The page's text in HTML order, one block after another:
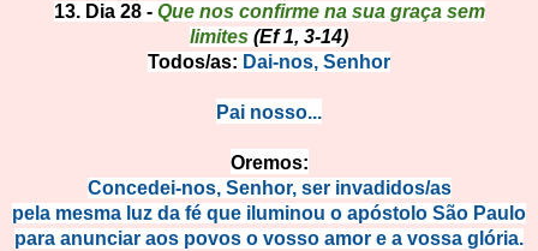
13. Dia 28 - Que nos confirme na sua graça sem
limites (Ef 1, 3-14)
Todos/as: Dai-nos, Senhor
Pai nosso...
Oremos:
Concedei-nos, Senhor, ser invadidos/as
pela mesma luz da fé que iluminou o apóstolo São Paulo
para anunciar aos povos o vosso amor e a vossa glória.